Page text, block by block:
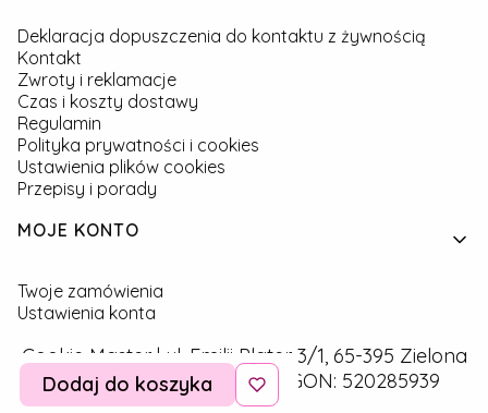
Deklaracja dopuszczenia do kontaktu z żywnością
Kontakt
Zwroty i reklamacje
Czas i koszty dostawy
Regulamin
Polityka prywatności i cookies
Ustawienia plików cookies
Przepisy i porady
MOJE KONTO
Twoje zamówienia
Ustawienia konta
Cookie Master | ul. Emilii Plater 3/1, 65-395 Zielona
Góra | NIP: 9291757160 | REGON: 520285939
Dodaj do koszyka